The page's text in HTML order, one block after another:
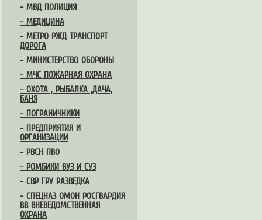
– МВД ПОЛИЦИЯ
– МЕДИЦИНА
– МЕТРО РЖД ТРАНСПОРТ
ДОРОГА
– МИНИСТЕРСТВО ОБОРОНЫ
– МЧС ПОЖАРНАЯ ОХРАНА
– ОХОТА , РЫБАЛКА ,ДАЧА,
БАНЯ
– ПОГРАНИЧНИКИ
– ПРЕДПРИЯТИЯ И
ОРГАНИЗАЦИИ
– РВСН ПВО
– РОМБИКИ ВУЗ И СУЗ
– СВР ГРУ РАЗВЕДКА
– СПЕЦНАЗ ОМОН РОСГВАРДИЯ
ВВ ВНЕВЕДОМСТВЕННАЯ
ОХРАНА